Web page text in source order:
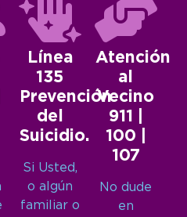
Línea
135
Prevención
del
Suicidio.
Si Usted,
o algún
familiar o
Atención
al
Vecino
911 |
100 |
107
No dude
en